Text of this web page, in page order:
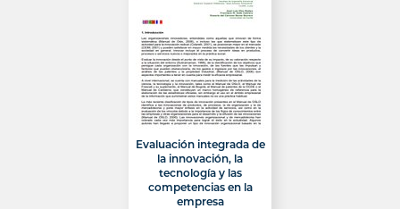
Evaluación integrada de
la innovación, la
tecnología y las
competencias en la
empresa